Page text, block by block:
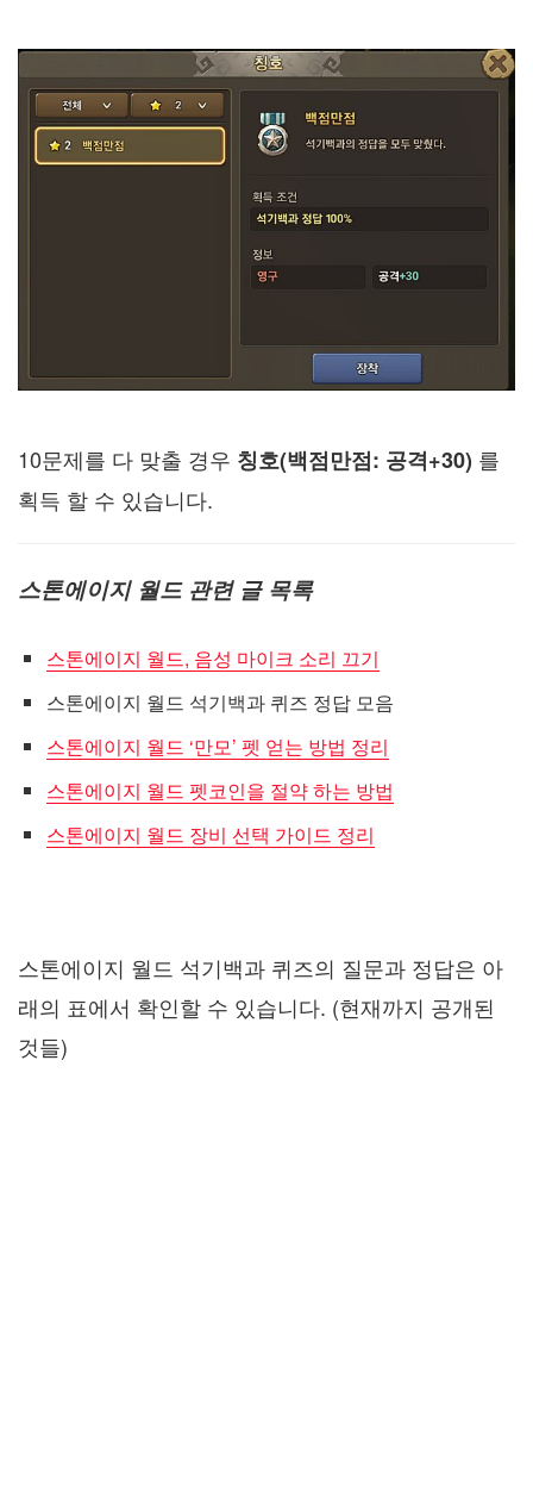
10문제를 다 맞출 경우 칭호(백점만점: 공격+30) 를
획득 할 수 있습니다.
스톤에이지 월드 관련 글 목록
스톤에이지 월드, 음성 마이크 소리 끄기
스톤에이지 월드 석기백과 퀴즈 정답 모음
스톤에이지 월드 ‘만모’ 펫 얻는 방법 정리
스톤에이지 월드 펫코인을 절약 하는 방법
스톤에이지 월드 장비 선택 가이드 정리
스톤에이지 월드 석기백과 퀴즈의 질문과 정답은 아
래의 표에서 확인할 수 있습니다. (현재까지 공개된
것들)